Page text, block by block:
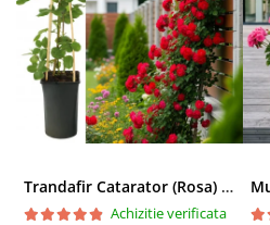
Trandafir Catarator (Rosa) Red Climber - 75cm
Achizitie verificata